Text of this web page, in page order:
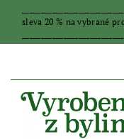
sleva 20 % na vybrané